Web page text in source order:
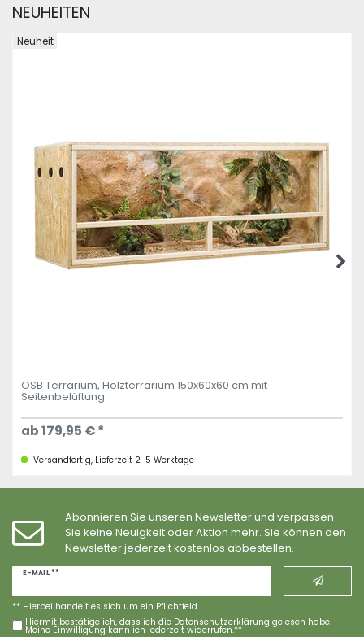
NEUHEITEN
Neuheit
OSB Terrarium, Holzterrarium 150x60x60 cm mit
Seitenbelüftung
ab 179,95 € *
Versandfertig, Lieferzeit 2-5 Werktage
Abonnieren Sie unseren Newsletter und verpassen
Sie keine Neuigkeit oder Aktion mehr. Sie können den
Newsletter jederzeit kostenlos abbestellen.
E-MAIL **
Newsletter
Hiermit bestätige ich, dass ich die Daten­schutz­erklärung gelesen habe.
Meine Einwilligung kann ich jederzeit widerrufen.**
** Hierbei handelt es sich um ein Pflichtfeld.